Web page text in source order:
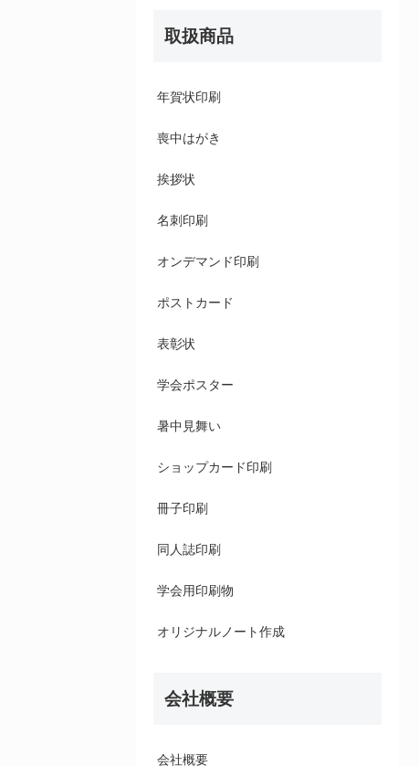
取扱商品
年賀状印刷
喪中はがき
挨拶状
名刺印刷
オンデマンド印刷
ポストカード
表彰状
学会ポスター
暑中見舞い
ショップカード印刷
冊子印刷
同人誌印刷
学会用印刷物
オリジナルノート作成
会社概要
会社概要